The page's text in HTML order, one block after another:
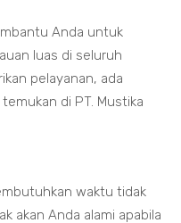
Anda untuk
luas di seluruh
pelayanan, ada
di PT. Mustika
waktu tidak
akan Anda alami apabila